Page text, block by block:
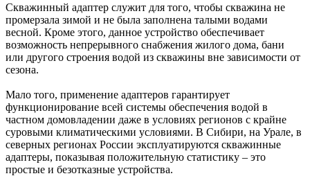
Скважинный адаптер служит для того, чтобы скважина не
промерзала зимой и не была заполнена талыми водами
весной. Кроме этого, данное устройство обеспечивает
возможность непрерывного снабжения жилого дома, бани
или другого строения водой из скважины вне зависимости от
сезона.
Мало того, применение адаптеров гарантирует
функционирование всей системы обеспечения водой в
частном домовладении даже в условиях регионов с крайне
суровыми климатическими условиями. В Сибири, на Урале, в
северных регионах России эксплуатируются скважинные
адаптеры, показывая положительную статистику – это
простые и безотказные устройства.